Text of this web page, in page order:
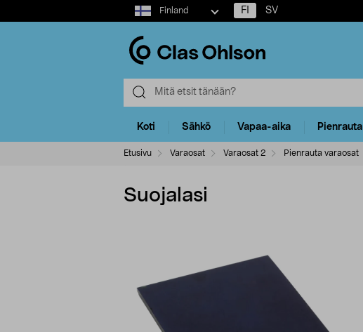
Select
market
Finland FI SV
Koti Sähkö Vapaa-aika Pienrauta
Etusivu Varaosat Varaosat 2 Pienrauta varaosat
Suojalasi